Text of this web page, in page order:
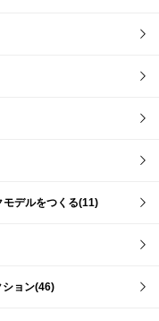
モデルをつくる(11)
ョン(46)